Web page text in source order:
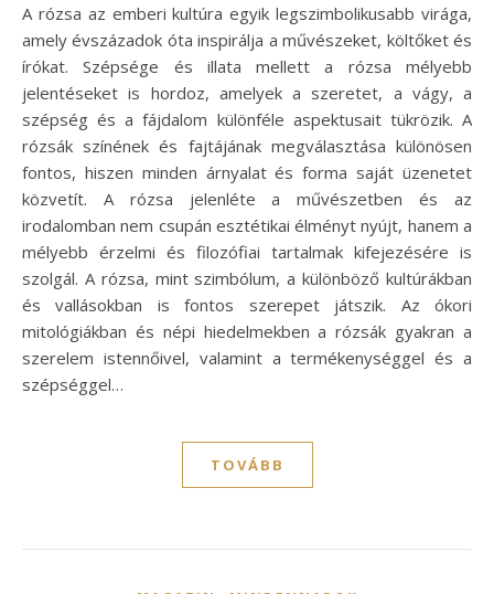
A rózsa az emberi kultúra egyik legszimbolikusabb virága,
amely évszázadok óta inspirálja a művészeket, költőket és
írókat. Szépsége és illata mellett a rózsa mélyebb
jelentéseket is hordoz, amelyek a szeretet, a vágy, a
szépség és a fájdalom különféle aspektusait tükrözik. A
rózsák színének és fajtájának megválasztása különösen
fontos, hiszen minden árnyalat és forma saját üzenetet
közvetít. A rózsa jelenléte a művészetben és az
irodalomban nem csupán esztétikai élményt nyújt, hanem a
mélyebb érzelmi és filozófiai tartalmak kifejezésére is
szolgál. A rózsa, mint szimbólum, a különböző kultúrákban
és vallásokban is fontos szerepet játszik. Az ókori
mitológiákban és népi hiedelmekben a rózsák gyakran a
szerelem istennőivel, valamint a termékenységgel és a
szépséggel…
TOVÁBB